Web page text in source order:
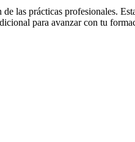
las prácticas profesionales.
para avanzar con tu